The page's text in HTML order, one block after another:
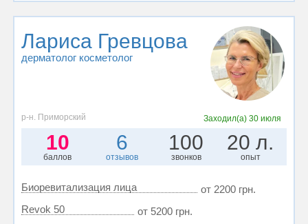
Лариса Гревцова
дерматолог косметолог
р-н. Приморский Заходил(а)30 июля
10
баллов
6
отзывов
100
звонков
20 л.
опыт
Биоревитализация лица
от 2200 грн.
Revok 50
от 5200 грн.